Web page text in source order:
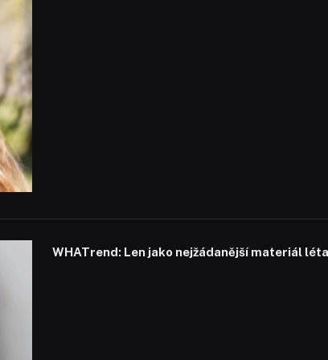
WHATrend: Len jako nejžádanější materiál léta